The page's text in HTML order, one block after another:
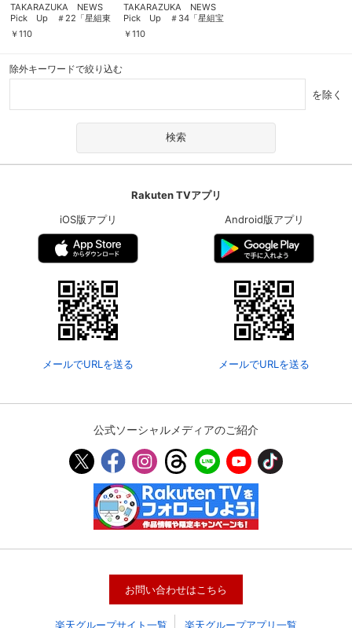
TAKARAZUKA NEWS
Pick Up ＃22「星組東
京特別公演『ヘイズ・コー
ド』舞台レポート」
￥110
TAKARAZUKA NEWS
Pick Up ＃34「星組宝
塚大劇場公演『さくら』
『シークレット・ハンタ
￥110
除外キーワードで絞り込む
を除く
Rakuten TVアプリ
iOS版アプリ
メールでURLを送る
Android版アプリ
メールでURLを送る
公式ソーシャルメディアのご紹介
お問い合わせはこちら
楽天グループサイト一覧 楽天グループアプリ一覧